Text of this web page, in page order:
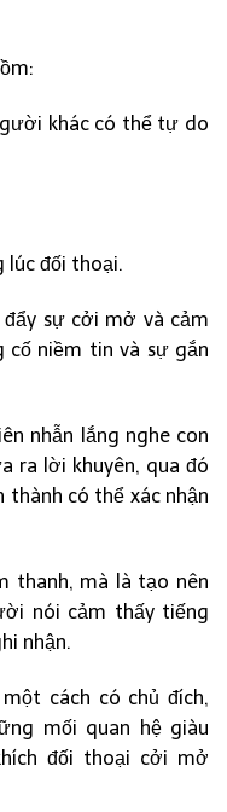
khác có thể tự do
lúc đối thoại.
đẩy sự cởi mở và cảm
cố niềm tin và sự gắn
nhẫn lắng nghe con
ra lời khuyên, qua đó
thành có thể xác nhận
thanh, mà là tạo nên
nói cảm thấy tiếng
nhận.
cách có chủ đích,
mối quan hệ giàu
đối thoại cởi mở